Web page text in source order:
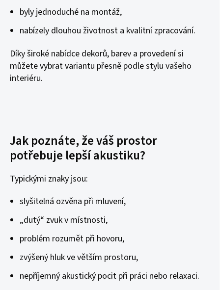
byly jednoduché na montáž,
nabízely dlouhou životnost a kvalitní zpracování.
Díky široké nabídce dekorů, barev a provedení si
můžete vybrat variantu přesně podle stylu vašeho
interiéru.
Jak poznáte, že váš prostor
potřebuje lepší akustiku?
Typickými znaky jsou:
slyšitelná ozvěna při mluvení,
„dutý“ zvuk v místnosti,
problém rozumět při hovoru,
zvýšený hluk ve větším prostoru,
nepříjemný akustický pocit při práci nebo relaxaci.